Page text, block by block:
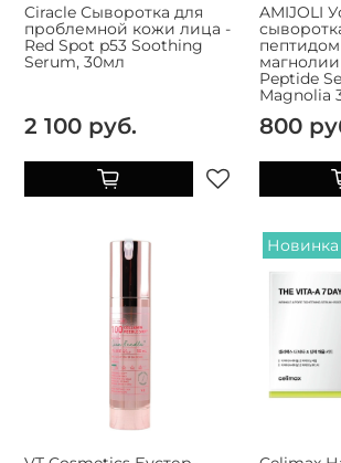
Ciracle Сыворотка для
проблемной кожи лица -
Red Spot p53 Soothing
Serum, 30мл
2 100 руб.
AMIJOLI
Peptide
Magnolia
800
Новинка